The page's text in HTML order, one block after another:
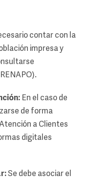
contar con la
impresa y
En el caso de
de forma
a Clientes
digitales
Se debe asociar el